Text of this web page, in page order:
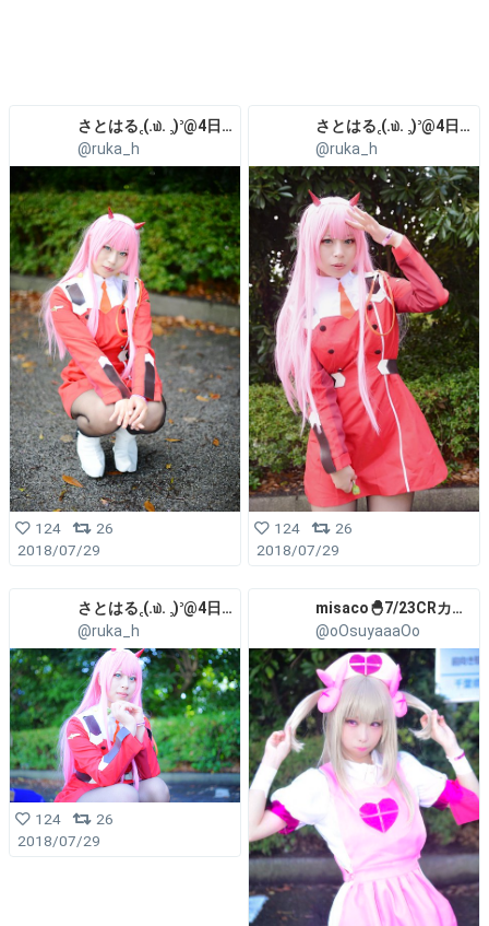
さとはる꜀(.௰. ꜆)꜄@4日目フ37a
@ruka_h
124
26
2018/07/29
さとはる꜀(.௰. ꜆)꜄@4日目フ37a
@ruka_h
124
26
2018/07/29
さとはる꜀(.௰. ꜆)꜄@4日目フ37a
@ruka_h
124
26
2018/07/29
misaco🐣7/23CRカップでる
@oOsuyaaaOo